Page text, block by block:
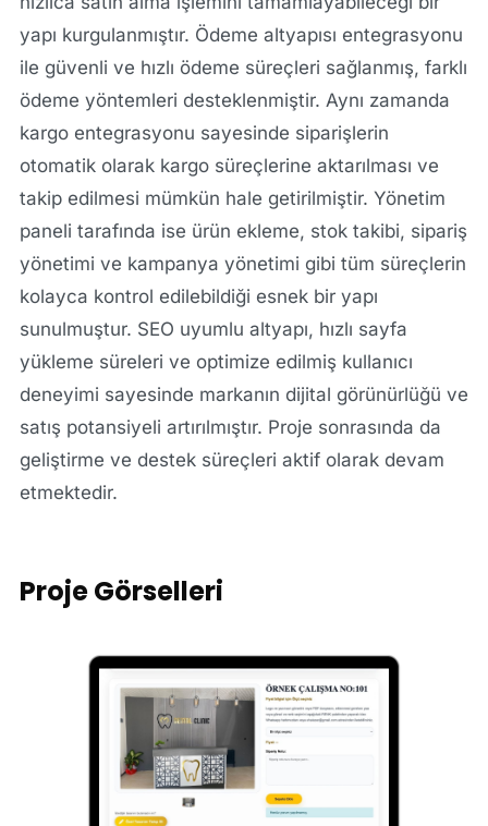
yapı kurgulanmıştır. Ödeme altyapısı entegrasyonu
ile güvenli ve hızlı ödeme süreçleri sağlanmış, farklı
ödeme yöntemleri desteklenmiştir. Aynı zamanda
kargo entegrasyonu sayesinde siparişlerin
otomatik olarak kargo süreçlerine aktarılması ve
takip edilmesi mümkün hale getirilmiştir. Yönetim
paneli tarafında ise ürün ekleme, stok takibi, sipariş
yönetimi ve kampanya yönetimi gibi tüm süreçlerin
kolayca kontrol edilebildiği esnek bir yapı
sunulmuştur. SEO uyumlu altyapı, hızlı sayfa
yükleme süreleri ve optimize edilmiş kullanıcı
deneyimi sayesinde markanın dijital görünürlüğü ve
satış potansiyeli artırılmıştır. Proje sonrasında da
geliştirme ve destek süreçleri aktif olarak devam
etmektedir.
Proje Görselleri